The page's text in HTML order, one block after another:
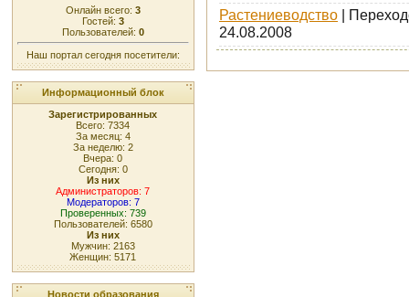
Онлайн всего: 3
Гостей: 3
Пользователей: 0
Наш портал сегодня посетители:
Информационный блок
Зарегистрированных
Всего: 7334
За месяц: 4
За неделю: 2
Вчера: 0
Сегодня: 0
Из них
Администраторов: 7
Модераторов: 7
Проверенных: 739
Пользователей: 6580
Из них
Мужчин: 2163
Женщин: 5171
Новости образования
Растениеводство |
24.08.2008